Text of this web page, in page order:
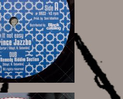
10,00 €